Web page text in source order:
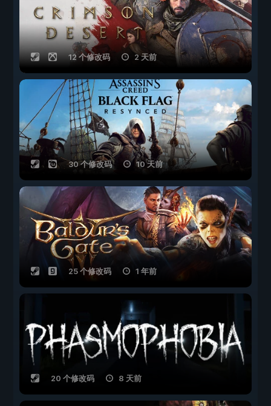
12 个修改码 2 天前
30 个修改码 10 天前
25 个修改码 1 年前
20 个修改码 8 天前